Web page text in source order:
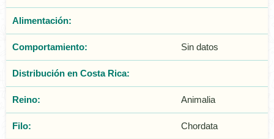
Alimentación:
Comportamiento: Sin datos
Distribución en Costa Rica:
Reino: Animalia
Filo: Chordata